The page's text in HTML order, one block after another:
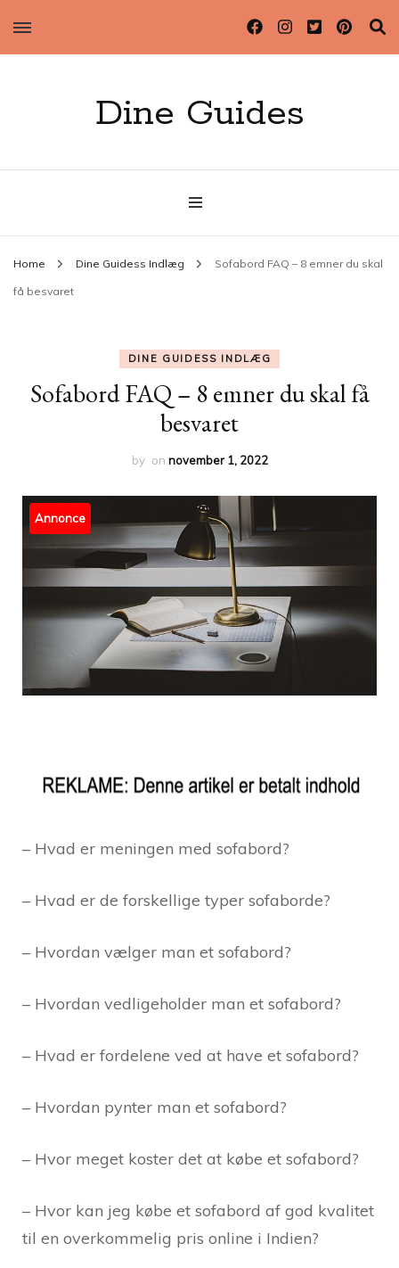
Dine Guides
Home Dine Guidess Indlæg Sofabord FAQ – 8 emner du skal
få besvaret
DINE GUIDESS INDLÆG
Sofabord FAQ – 8 emner du skal få
besvaret
by on november 1, 2022
Annonce
– Hvad er meningen med sofabord?
– Hvad er de forskellige typer sofaborde?
– Hvordan vælger man et sofabord?
– Hvordan vedligeholder man et sofabord?
– Hvad er fordelene ved at have et sofabord?
– Hvordan pynter man et sofabord?
– Hvor meget koster det at købe et sofabord?
– Hvor kan jeg købe et sofabord af god kvalitet
til en overkommelig pris online i Indien?